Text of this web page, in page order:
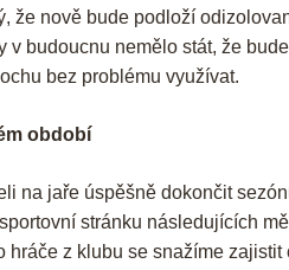
že nově bude podloží
v budoucnu nemělo stát, že
bez problému využívat.
období
na jaře úspěšně dokončit
stránku následujících
hráče z klubu se snažíme